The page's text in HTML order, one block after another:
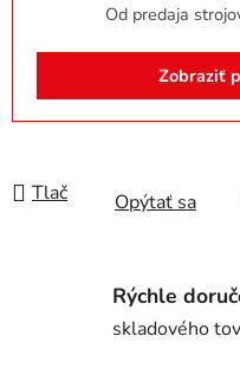
Od predaja
Zobraziť
Tlač Opýtať sa
Rýchle
skladového